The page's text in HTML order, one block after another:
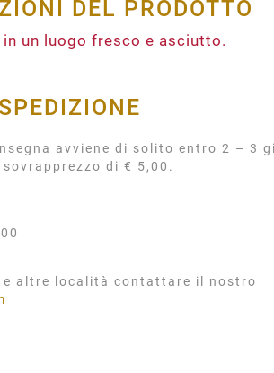
DEL PRODOTTO
in un luogo fresco e asciutto.
SPEDIZIONE
avviene di solito entro 2 – 3
di € 5,00.
e altre località contattare il nostro